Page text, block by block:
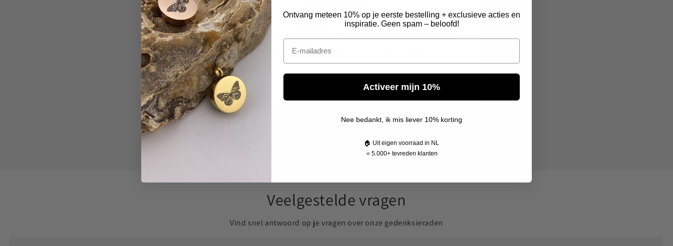
ashanger te vullen best spannend, maar
ging het heel rustig en respectvol.
om mijn moeder nu altijd dichtbij te
Ik had mijn bestelling last minute nodig voor een herdenking en was
bang dat het niet op tijd zou zijn. Toch de volgende dag al in huis,
mét gravure. Echt ongelofelijk snel én mooi afgewerkt.
Arno
Veelgestelde vragen
Vind snel antwoord op je vragen over onze gedenksieraden
Ontvang meteen 10% op je eerste bestelling + exclusieve acties en
inspiratie. Geen spam – beloofd!
Email
Activeer mijn 10%
Nee bedankt, ik mis liever 10% korting
🏠 Uit eigen voorraad in NL
⭐ 5.000+ tevreden klanten